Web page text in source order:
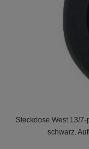
Steckdose West 13/
schwarz.